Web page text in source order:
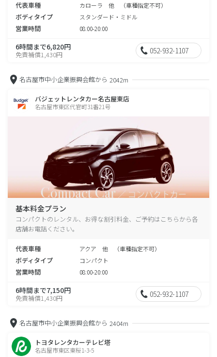
代表車種 カローラ 他 （車種指定不可）
ボディタイプ スタンダード・ミドル
営業時間 08:00-20:00
6時間まで6,820円
免責補償1,430円 052-932-1107
名古屋市中小企業振興会館から 2042m
バジェットレンタカー名古屋東店
名古屋市東区代官町31番21号
基本料金プラン
コンパクトのレンタル、お得な割引料金、ご予約はこちらから各
店舗お電話ください。
代表車種 アクア 他 （車種指定不可）
ボディタイプ コンパクト
営業時間 08:00-20:00
6時間まで7,150円
免責補償1,430円 052-932-1107
名古屋市中小企業振興会館から 2404m
トヨタレンタカーテレビ塔
名古屋市東区東桜1-3-5